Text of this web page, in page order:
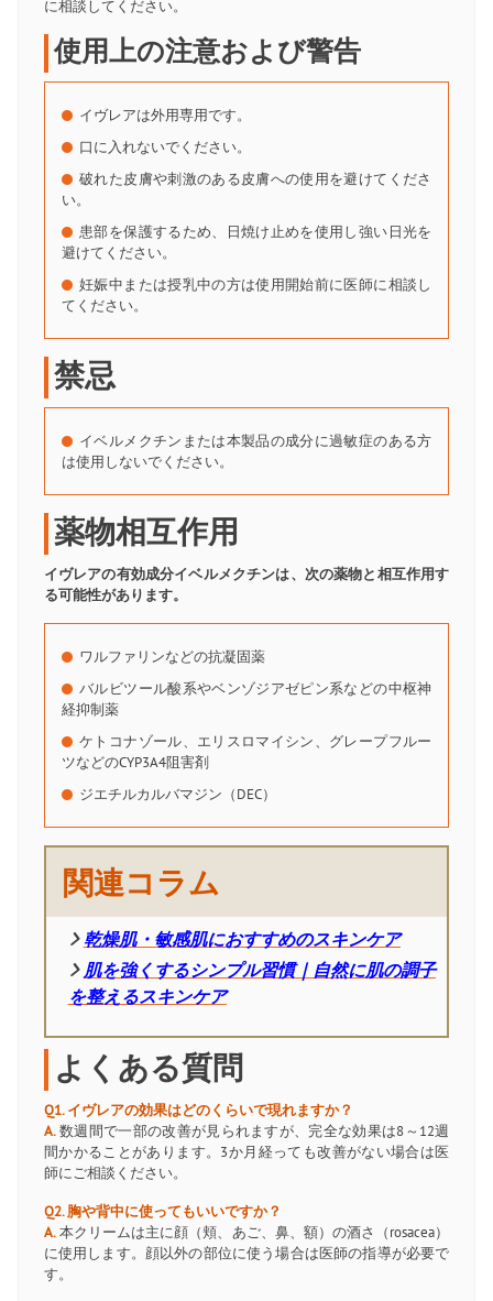
に相談してください。
使用上の注意および警告
イヴレアは外用専用です。
口に入れないでください。
破れた皮膚や刺激のある皮膚への使用を避けてくださ
い。
患部を保護するため、日焼け止めを使用し強い日光を
避けてください。
妊娠中または授乳中の方は使用開始前に医師に相談し
てください。
禁忌
イベルメクチンまたは本製品の成分に過敏症のある方
は使用しないでください。
薬物相互作用
イヴレアの有効成分イベルメクチンは、次の薬物と相互作用す
る可能性があります。
ワルファリンなどの抗凝固薬
バルビツール酸系やベンゾジアゼピン系などの中枢神
経抑制薬
ケトコナゾール、エリスロマイシン、グレープフルー
ツなどのCYP3A4阻害剤
ジエチルカルバマジン（DEC）
関連コラム
乾燥肌・敏感肌におすすめのスキンケア
肌を強くするシンプル習慣｜自然に肌の調子
を整えるスキンケア
よくある質問
Q1. イヴレアの効果はどのくらいで現れますか？
A.数週間で一部の改善が見られますが、完全な効果は8～12週
間かかることがあります。3か月経っても改善がない場合は医
師にご相談ください。
Q2. 胸や背中に使ってもいいですか？
A.本クリームは主に顔（頬、あご、鼻、額）の酒さ（rosacea）
に使用します。顔以外の部位に使う場合は医師の指導が必要で
す。